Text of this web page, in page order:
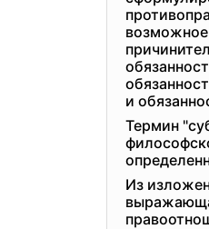
возможное
и
Термин
Из